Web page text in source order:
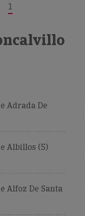
1
Adrada De
Albillos (5)
Alfoz De Santa